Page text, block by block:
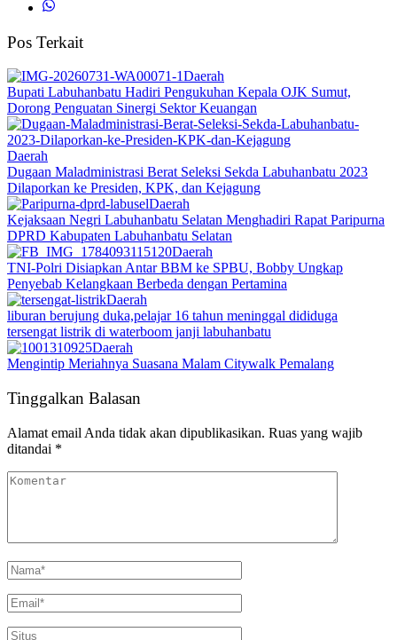
Pos Terkait
Daerah
Bupati Labuhanbatu Hadiri Pengukuhan Kepala OJK Sumut,
Dorong Penguatan Sinergi Sektor Keuangan
Daerah
Dugaan Maladministrasi Berat Seleksi Sekda Labuhanbatu 2023
Dilaporkan ke Presiden, KPK, dan Kejagung
Daerah
Kejaksaan Negri Labuhanbatu Selatan Menghadiri Rapat Paripurna
DPRD Kabupaten Labuhanbatu Selatan
Daerah
TNI-Polri Disiapkan Antar BBM ke SPBU, Bobby Ungkap
Penyebab Kelangkaan Berbeda dengan Pertamina
Daerah
liburan berujung duka,pelajar 16 tahun meninggal dididuga
tersengat listrik di waterboom janji labuhanbatu
Daerah
Mengintip Meriahnya Suasana Malam Citywalk Pemalang
Tinggalkan Balasan
Alamat email Anda tidak akan dipublikasikan. Ruas yang wajib
ditandai *